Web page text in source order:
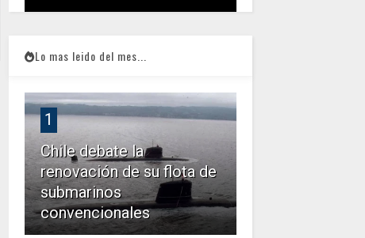
Lo mas leido del mes...
1
Chile debate la
renovación de su flota de
submarinos
convencionales